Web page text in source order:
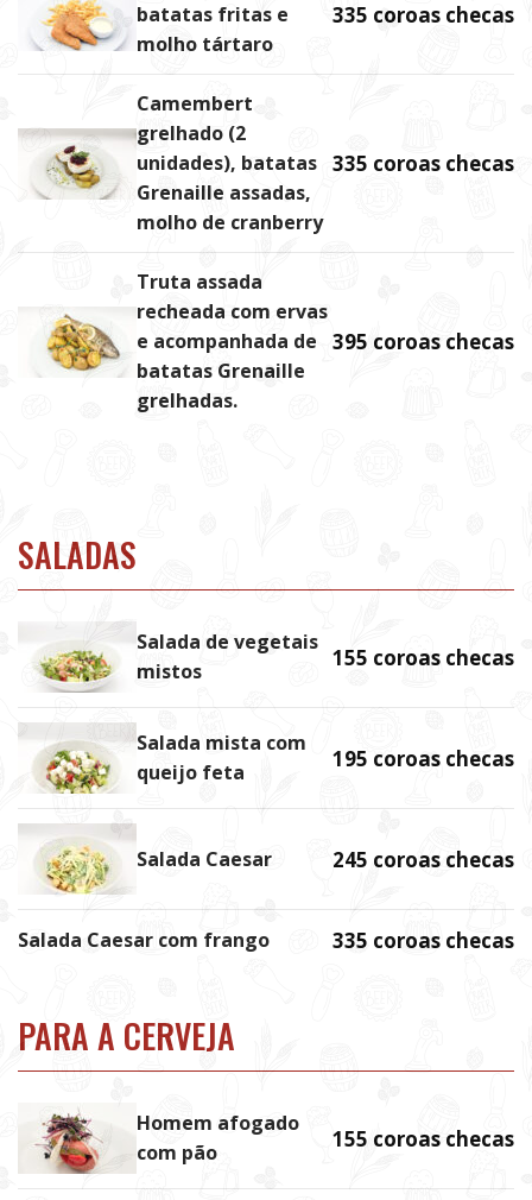
batatas fritas e
molho tártaro
335 coroas checas
Camembert
grelhado (2
unidades), batatas
Grenaille assadas,
molho de cranberry
335 coroas checas
Truta assada
recheada com ervas
e acompanhada de
batatas Grenaille
grelhadas.
395 coroas checas
SALADAS
Salada de vegetais
mistos
155 coroas checas
Salada mista com
queijo feta
195 coroas checas
Salada Caesar 245 coroas checas
Salada Caesar com frango 335 coroas checas
PARA A CERVEJA
Homem afogado
com pão
155 coroas checas